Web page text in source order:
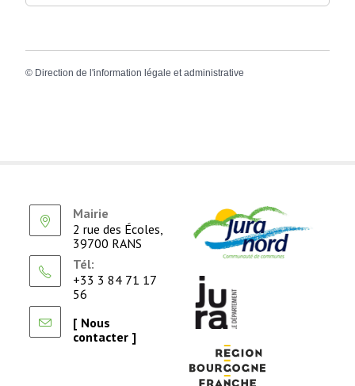
© Direction de l'information légale et administrative
Mairie
2 rue des Écoles,
39700 RANS
Tél:
+33 3 84 71 17
56
[ Nous
contacter ]